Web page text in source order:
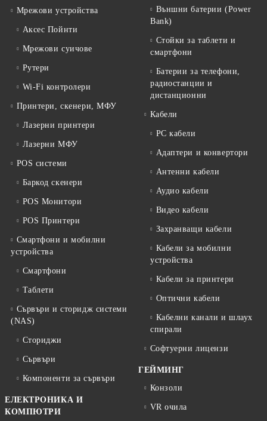
Мрежови устройства
Аксес Пойнти
Мрежови суичове
Рутери
Wi-Fi контролери
Принтери, скенери, МФУ
Лазерни принтери
Лазерни МФУ
POS системи
Баркод скенери
POS Монитори
POS Принтери
Смартфони и мобилни
устройства
Смартфони
Таблети
Сървъри и сторидж системи
(NAS)
Сториджи
Сървъри
Компоненти за сървъри
ЕЛЕКТРОНИКА И
КОМПЮТРИ
Външни батерии (Power
Bank)
Стойки за таблети и
смартфони
Батерии за телефони,
радиостанции и
дистанционни
Кабели
PC кабели
Адаптери и конвертори
Антенни кабели
Аудио кабели
Видео кабели
Захранващи кабели
Кабели за мобилни
устройства
Кабели за принтери
Оптични кабели
Кабелни канали и шлаух
спирали
Софтуерни лицензи
ГЕЙМИНГ
Конзоли
VR очила